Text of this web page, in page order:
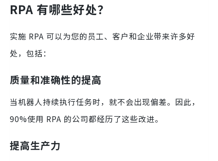
RPA 有哪些好处？
实施 RPA 可以为您的员工、客户和企业带来许多好
处，包括：
质量和准确性的提高
当机器人持续执行任务时，就不会出现偏差。因此，
90%使用 RPA 的公司都经历了这些改进。
提高生产力